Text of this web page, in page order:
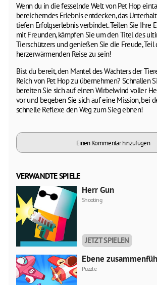
Wenn du in die fesselnde Welt von Pet Hop
bereicherndes Erlebnis entdecken, das
tiefen Erfolgserlebnis verbindet. Teilen Sie Ihre
mit Freunden, kämpfen Sie um den Titel des
Tierschützers und genießen Sie die Freude, Teil
herzerwärmenden Reise zu sein!
Bist du bereit, den Mantel des Wächters der
Reich von Pet Hop zu übernehmen? Schnallen
bereiten Sie sich auf einen Wirbelwind voller
vor und begeben Sie sich auf eine Mission, bei
schnelle Reflexe den Weg zum Sieg ebnen!
Einen Kommentar hinzufügen
VERWANDTE SPIELE
Herr Gun
Shooting
JETZT SPIELEN
Ebene
Puzzle